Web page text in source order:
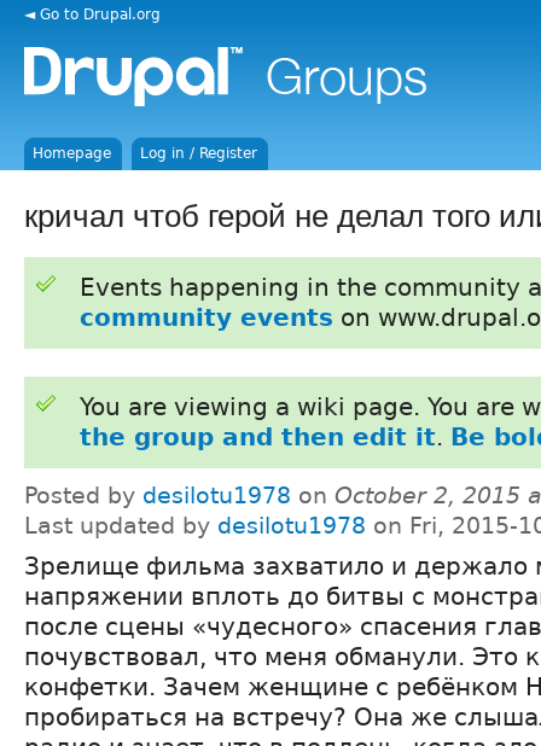
◄ Go to Drupal.org
Homepage Log in / Register
кричал чтоб герой не делал того
Events happening in the community
community events on
You are viewing a wiki page. You are
the group and then edit it. Be
Posted by desilotu1978 on October 2, 2015
Last updated by desilotu1978 on Fri, 2015-
Зрелище фильма захватило и держало
напряжении вплоть до битвы с
после сцены «чудесного» спасения
почувствовал, что меня обманули. Это
конфетки. Зачем женщине с
пробираться на встречу? Она же